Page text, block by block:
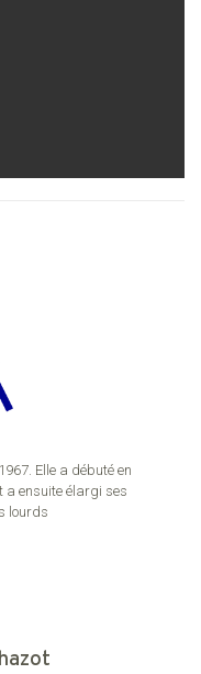
Elle a débuté en
a ensuite élargi ses
lourds